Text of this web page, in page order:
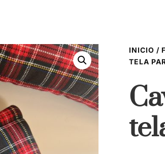
INICIO /
TELA